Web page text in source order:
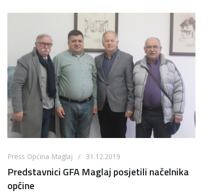
Press Općina Maglaj / 31.12.2019
Predstavnici GFA Maglaj posjetili načelnika
općine